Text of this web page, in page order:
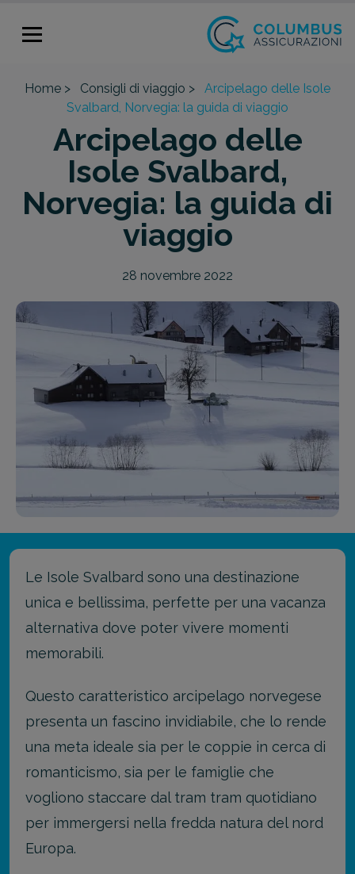
Home > Consigli di viaggio >
Arcipelago delle Isole
Svalbard, Norvegia: la guida di viaggio
Arcipelago delle
Isole Svalbard,
Norvegia: la guida di
viaggio
28 novembre 2022
Le Isole Svalbard sono una destinazione
unica e bellissima, perfette per una vacanza
alternativa dove poter vivere momenti
memorabili.
Questo caratteristico arcipelago norvegese
presenta un fascino invidiabile, che lo rende
una meta ideale sia per le coppie in cerca di
romanticismo, sia per le famiglie che
vogliono staccare dal tram tram quotidiano
per immergersi nella fredda natura del nord
Europa.